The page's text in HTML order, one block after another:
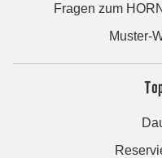
Fragen zum
Muster-